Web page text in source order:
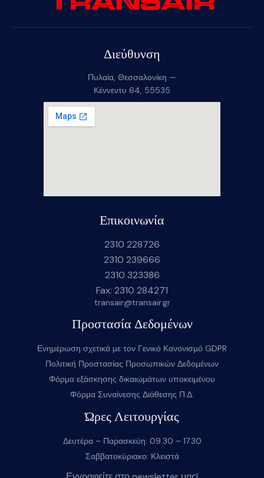
Διεύθυνση
Πυλαία, Θεσσαλονίκη —
Κέννεντυ 64, 55535
Επικοινωνία
2310 228726
2310 239666
2310 323386
Fax: 2310 284271
transair@transair.gr
Προστασία Δεδομένων
Ενημέρωση σχετικά με τον Γενικό Κανονισμό GDPR
Πολιτική Προστασίας Προσωπικών Δεδομένων
Φόρμα εξάσκησης δικαιωμάτων υποκειμένου
Φόρμα Συναίνεσης Διάθεσης Π.Δ.
Ώρες Λειτουργίας
Δευτέρα – Παρασκεύη: 09.30 – 17.30
Σαββατοκύριακο: Κλειστά